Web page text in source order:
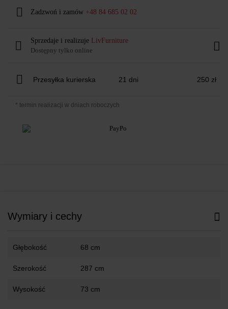
Zadzwoń i zamów +48 84 685 02 02
Sprzedaje i realizuje LivFurniture
Dostępny tylko online
Przesyłka kurierska 21 dni 250 zł
* termin realizacji w dniach roboczych
Wymiary i cechy
Głębokość 68 cm
Szerokość 287 cm
Wysokość 73 cm